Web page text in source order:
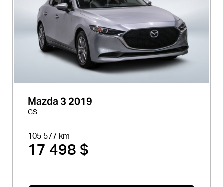
Mazda 3 2019
GS
105 577 km
17 498 $